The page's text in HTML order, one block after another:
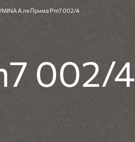
А ля Прима Pm7 002/4
002/4